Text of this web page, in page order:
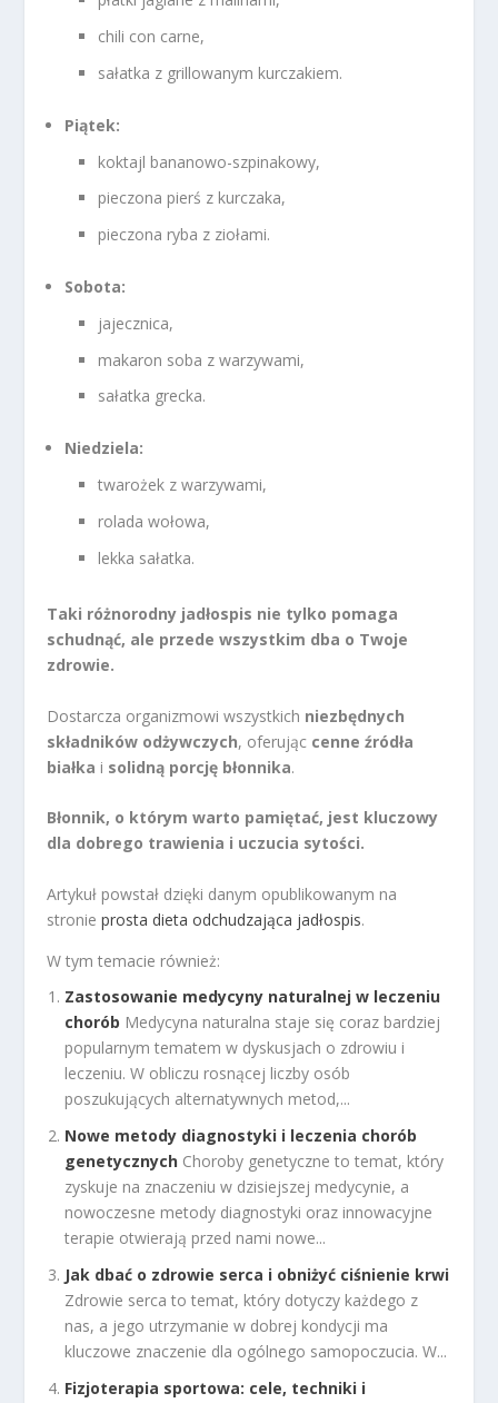
chili con carne,
sałatka z grillowanym kurczakiem.
Piątek:
koktajl bananowo-szpinakowy,
pieczona pierś z kurczaka,
pieczona ryba z ziołami.
Sobota:
jajecznica,
makaron soba z warzywami,
sałatka grecka.
Niedziela:
twarożek z warzywami,
rolada wołowa,
lekka sałatka.
Taki różnorodny jadłospis nie tylko pomaga
schudnąć, ale przede wszystkim dba o Twoje
zdrowie.
Dostarcza organizmowi wszystkich niezbędnych
składników odżywczych, oferując cenne źródła
białka i solidną porcję błonnika.
Błonnik, o którym warto pamiętać, jest kluczowy
dla dobrego trawienia i uczucia sytości.
Artykuł powstał dzięki danym opublikowanym na
stronieprosta dieta odchudzająca jadłospis.
W tym temacie również:
Zastosowanie medycyny naturalnej w leczeniu
chorób Medycyna naturalna staje się coraz bardziej
popularnym tematem w dyskusjach o zdrowiu i
leczeniu. W obliczu rosnącej liczby osób
poszukujących alternatywnych metod,...
Nowe metody diagnostyki i leczenia chorób
genetycznych Choroby genetyczne to temat, który
zyskuje na znaczeniu w dzisiejszej medycynie, a
nowoczesne metody diagnostyki oraz innowacyjne
terapie otwierają przed nami nowe...
Jak dbać o zdrowie serca i obniżyć ciśnienie krwi
Zdrowie serca to temat, który dotyczy każdego z
nas, a jego utrzymanie w dobrej kondycji ma
kluczowe znaczenie dla ogólnego samopoczucia. W...
Fizjoterapia sportowa: cele, techniki i